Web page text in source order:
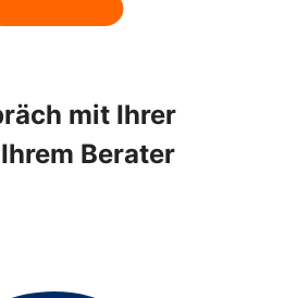
mit Ihrer
Berater